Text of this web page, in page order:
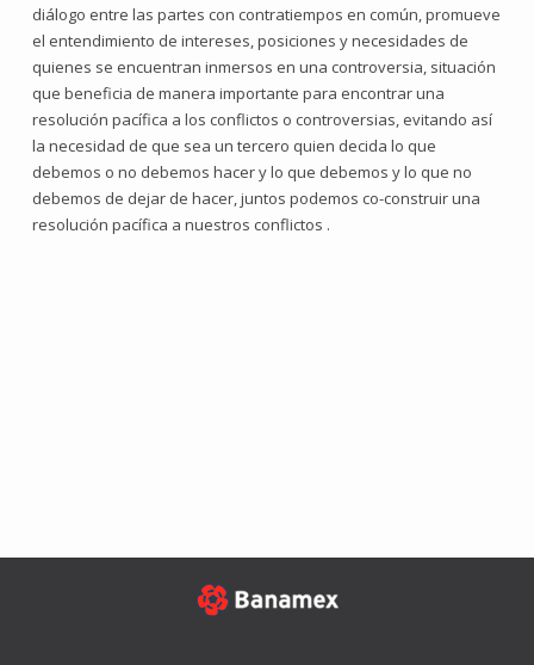
diálogo entre las partes con contratiempos en común, promueve
el entendimiento de intereses, posiciones y necesidades de
quienes se encuentran inmersos en una controversia, situación
que beneficia de manera importante para encontrar una
resolución pacífica a los conflictos o controversias, evitando así
la necesidad de que sea un tercero quien decida lo que
debemos o no debemos hacer y lo que debemos y lo que no
debemos de dejar de hacer, juntos podemos co-construir una
resolución pacífica a nuestros conflictos .